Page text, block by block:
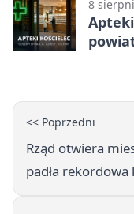
8
<< Poprzedni
Rząd otwiera
padła rekordowa